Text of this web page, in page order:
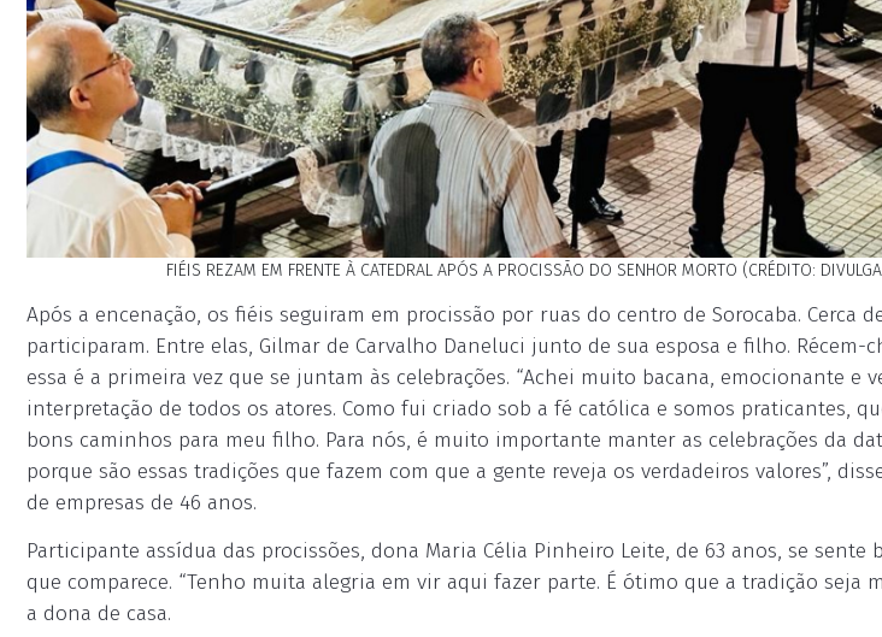
FIÉIS REZAM EM FRENTE À CATEDRAL APÓS A PROCISSÃO DO SENHOR MORTO (CRÉDITO:
Após a encenação, os fiéis seguiram em procissão por ruas do centro de Sorocaba. Cerca
participaram. Entre elas, Gilmar de Carvalho Daneluci junto de sua esposa e filho. Récem-
essa é a primeira vez que se juntam às celebrações. “Achei muito bacana, emocionante e
interpretação de todos os atores. Como fui criado sob a fé católica e somos praticantes,
bons caminhos para meu filho. Para nós, é muito importante manter as celebrações da
porque são essas tradições que fazem com que a gente reveja os verdadeiros valores”,
de empresas de 46 anos.
Participante assídua das procissões, dona Maria Célia Pinheiro Leite, de 63 anos, se sente
que comparece. “Tenho muita alegria em vir aqui fazer parte. É ótimo que a tradição seja
a dona de casa.